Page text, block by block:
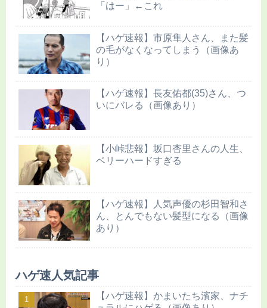
「はー」←これ
【ハゲ速報】市原隼人さん、また髪
の毛がなくなってしまう（画像あ
り）
【ハゲ速報】長友佑都(35)さん、つ
いにバレる（画像あり）
【小峠悲報】坂口杏里さんの人生、
ベリーハードすぎる
【ハゲ速報】人気声優の杉田智和さ
ん、とんでもない髪型になる（画像
あり）
ハゲ速人気記事
【ハゲ速報】かまいたち濱家、ナチ